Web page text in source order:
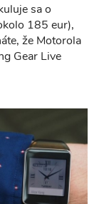
sa o
185 eur),
že Motorola
Gear Live